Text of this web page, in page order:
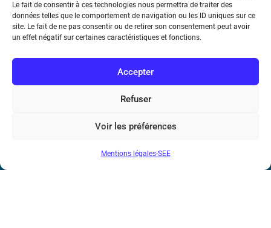
Le fait de consentir à ces technologies nous permettra de traiter des
données telles que le comportement de navigation ou les ID uniques sur ce
site. Le fait de ne pas consentir ou de retirer son consentement peut avoir
un effet négatif sur certaines caractéristiques et fonctions.
Accepter
Refuser
Voir les préférences
Mentions légales-SEE
17 rue de l’Amiral Hamelin75116 Paris
Téléphone : (+33) 1 56 90 37 17
N° de SIREN : 785 393 232, Code APE : 9412Z TVA intra-